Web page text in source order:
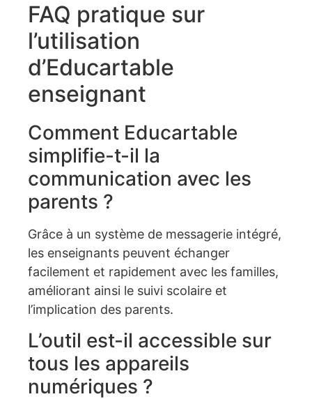
FAQ pratique sur
l’utilisation
d’Educartable
enseignant
Comment Educartable
simplifie-t-il la
communication avec les
parents ?
Grâce à un système de messagerie intégré,
les enseignants peuvent échanger
facilement et rapidement avec les familles,
améliorant ainsi le suivi scolaire et
l’implication des parents.
L’outil est-il accessible sur
tous les appareils
numériques ?